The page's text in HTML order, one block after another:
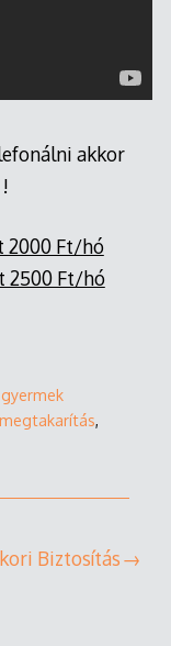
akkor
Ft/hó
2500 Ft/hó
gyermek
megtakarítás,
Biztosítás